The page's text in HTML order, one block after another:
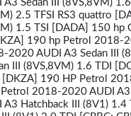
Sedan III (8VS,8VM)
2.5 TFSI RS3 quattro
1.5 TSI [DADA] 150
190 hp Petrol 2018-
2020 AUDI A3 Sedan III
III (8VS,8VM) 1.6 TDI
[DKZA] 190 HP Petrol
2018-2020 AUDI A3
Hatchback III (8V1) 1.4